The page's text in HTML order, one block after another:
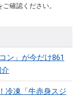
確認ください。
ン」が今だけ861
冷凍「牛赤身スジ